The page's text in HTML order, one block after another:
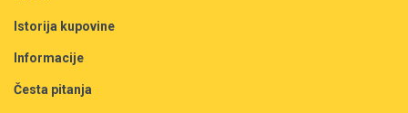
Istorija kupovine
Informacije
Česta pitanja